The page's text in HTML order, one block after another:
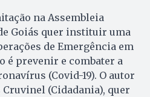
na Assembleia
Goiás quer instituir uma
de Emergência em
é prevenir e combater a
(Covid-19). O autor
(Cidadania), quer